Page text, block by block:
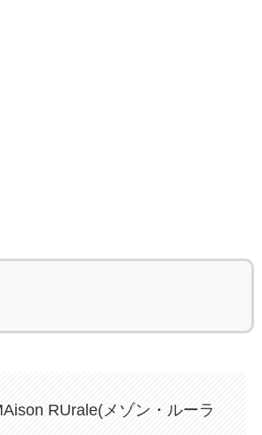
RUrale(メゾン・ルーラ